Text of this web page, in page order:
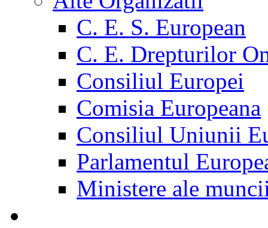
C. E. S. European
C. E. Drepturilor
Consiliul Europei
Comisia Europeana
Consiliul Uniunii
Parlamentul
Ministere ale